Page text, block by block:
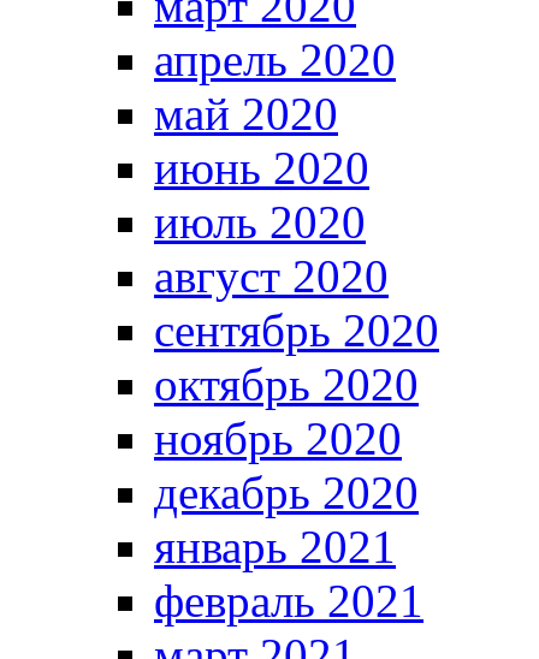
апрель 2020
май 2020
июнь 2020
июль 2020
август 2020
сентябрь 2020
октябрь 2020
ноябрь 2020
декабрь 2020
январь 2021
февраль 2021